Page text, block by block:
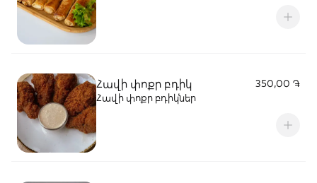
Հավի փոքր բդիկ
350,00 ֏
Հավի փոքր բդիկներ